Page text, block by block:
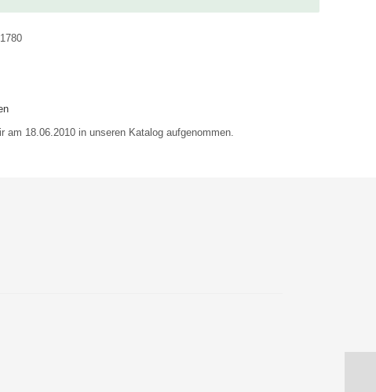
am 18.06.2010 in unseren Katalog aufgenommen.